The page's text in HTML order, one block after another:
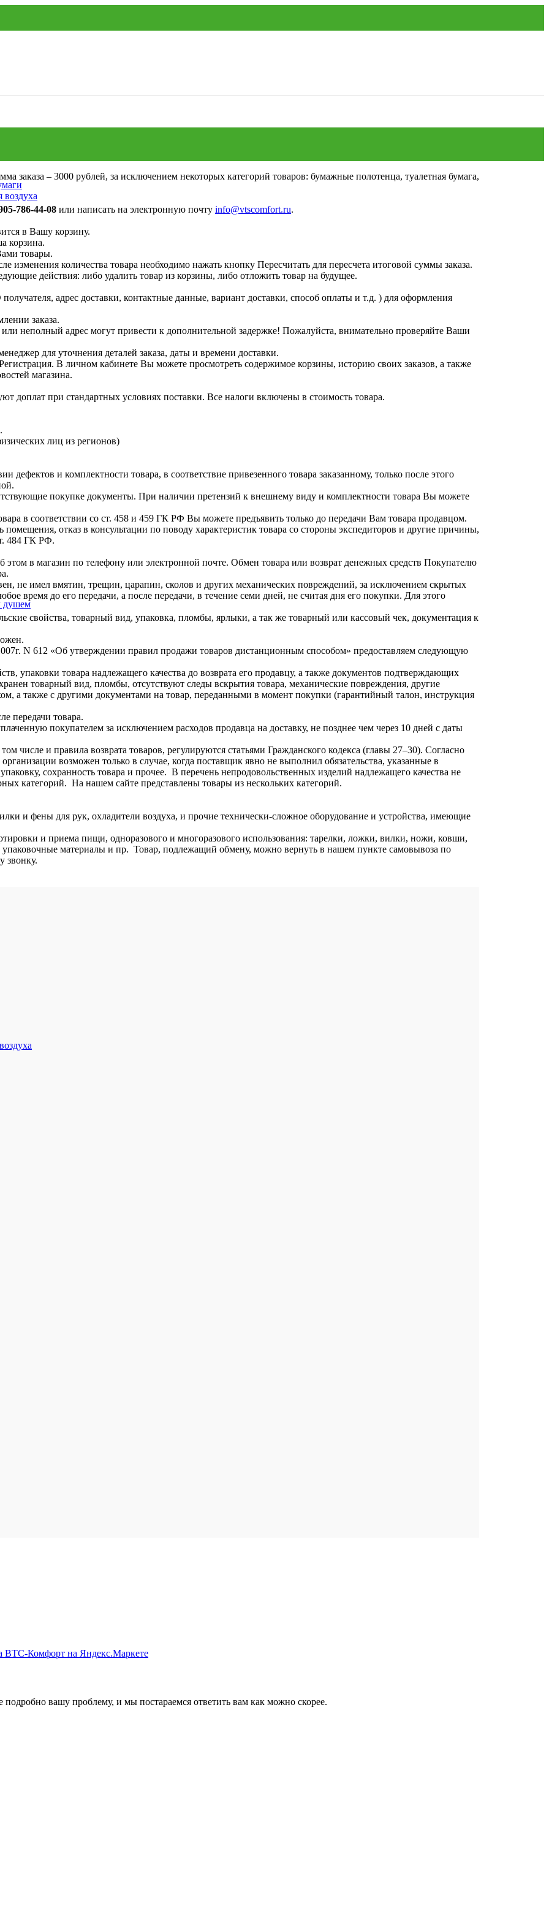
воздуха
душем
– 3000 рублей, за исключением некоторых категорий товаров: бумажные полотенца, туалетная бумага,
786-44-08 или написать на электронную почту info@vtscomfort.ru.
в Вашу корзину.
корзина.
товары.
изменения количества товара необходимо нажать кнопку Пересчитать для пересчета итоговой суммы заказа.
действия: либо удалить товар из корзины, либо отложить товар на будущее.
адрес доставки, контактные данные, вариант доставки, способ оплаты и т.д. ) для оформления
заказа.
неполный адрес могут привести к дополнительной задержке! Пожалуйста, внимательно проверяйте Ваши
для уточнения деталей заказа, даты и времени доставки.
В личном кабинете Вы можете просмотреть содержимое корзины, историю своих заказов, а также
магазина.
доплат при стандартных условиях поставки. Все налоги включены в стоимость товара.
лиц из регионов)
дефектов и комплектности товара, в соответствие привезенного товара заказанному, только после этого
покупке документы. При наличии претензий к внешнему виду и комплектности товара Вы можете
в соответствии со ст. 458 и 459 ГК РФ Вы можете предъявить только до передачи Вам товара продавцом.
помещения, отказ в консультации по поводу характеристик товара со стороны экспедиторов и другие причины,
484 ГК РФ.
в магазин по телефону или электронной почте. Обмен товара или возврат денежных средств Покупателю
не имел вмятин, трещин, царапин, сколов и других механических повреждений, за исключением скрытых
время до его передачи, а после передачи, в течение семи дней, не считая дня его покупки. Для этого
свойства, товарный вид, упаковка, пломбы, ярлыки, а так же товарный или кассовый чек, документация к
N 612 «Об утверждении правил продажи товаров дистанционным способом» предоставляем следующую
упаковки товара надлежащего качества до возврата его продавцу, а также документов подтверждающих
товарный вид, пломбы, отсутствуют следы вскрытия товара, механические повреждения, другие
а также с другими документами на товар, переданными в момент покупки (гарантийный талон, инструкция
передачи товара.
покупателем за исключением расходов продавца на доставку, не позднее чем через 10 дней с даты
и правила возврата товаров, регулируются статьями Гражданского кодекса (главы 27–30). Согласно
возможен только в случае, когда поставщик явно не выполнил обязательства, указанные в
сохранность товара и прочее. В перечень непродовольственных изделий надлежащего качества не
категорий. На нашем сайте представлены товары из нескольких категорий.
и фены для рук, охладители воздуха, и прочие технически-сложное оборудование и устройства, имеющие
и приема пищи, одноразового и многоразового использования: тарелки, ложки, вилки, ножи, ковши,
материалы и пр. Товар, подлежащий обмену, можно вернуть в нашем пункте самовывоза по
звонку.
вашу проблему, и мы постараемся ответить вам как можно скорее.